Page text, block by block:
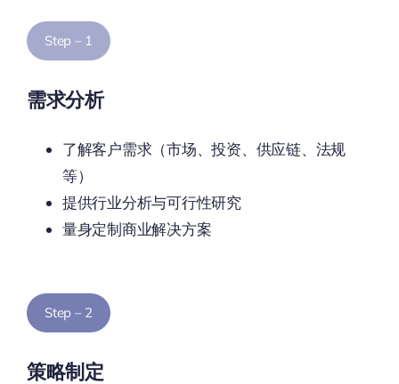
Step – 1
需求分析
了解客户需求（市场、投资、供应链、法规
等）
提供行业分析与可行性研究
量身定制商业解决方案
Step – 2
策略制定